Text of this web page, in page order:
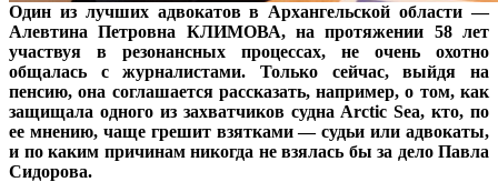
Один из лучших адвокатов в Архангельской области —
Алевтина Петровна КЛИМОВА, на протяжении 58 лет
участвуя в резонансных процессах, не очень охотно
общалась с журналистами. Только сейчас, выйдя на
пенсию, она соглашается рассказать, например, о том, как
защищала одного из захватчиков судна Arctic Sea, кто, по
ее мнению, чаще грешит взятками — судьи или адвокаты,
и по каким причинам никогда не взялась бы за дело Павла
Сидорова.